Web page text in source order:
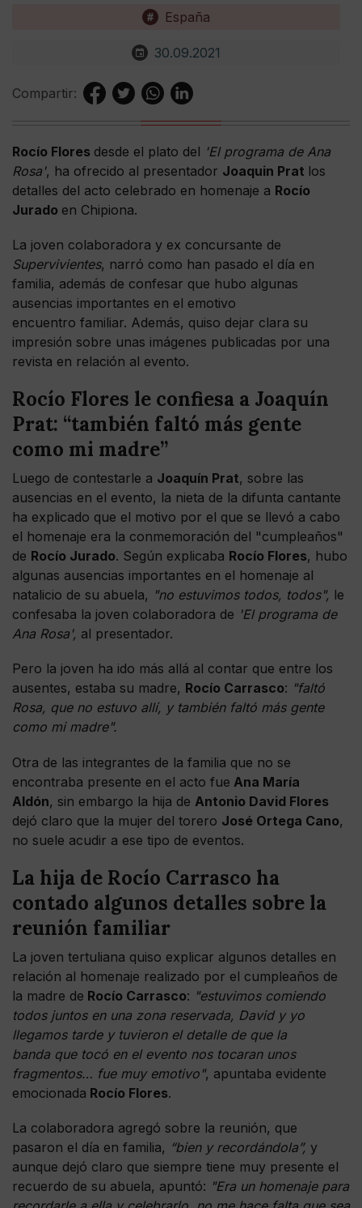
España
30.09.2021
Compartir:
Rocío Flores desde el plato del 'El programa de Ana
Rosa', ha ofrecido al presentador Joaquin Prat los
detalles del acto celebrado en homenaje a Rocío
Jurado en Chipiona.
La joven colaboradora y ex concursante de
Supervivientes, narró como han pasado el día en
familia, además de confesar que hubo algunas
ausencias importantes en el emotivo
encuentro familiar. Además, quiso dejar clara su
impresión sobre unas imágenes publicadas por una
revista en relación al evento.
Rocío Flores le confiesa a Joaquín
Prat: “también faltó más gente
como mi madre”
Luego de contestarle a Joaquín Prat, sobre las
ausencias en el evento, la nieta de la difunta cantante
ha explicado que el motivo por el que se llevó a cabo
el homenaje era la conmemoración del "cumpleaños"
de Rocío Jurado. Según explicaba Rocío Flores, hubo
algunas ausencias importantes en el homenaje al
natalicio de su abuela, "no estuvimos todos, todos", le
confesaba la joven colaboradora de 'El programa de
Ana Rosa', al presentador.
Pero la joven ha ido más allá al contar que entre los
ausentes, estaba su madre, Rocío Carrasco: "faltó
Rosa, que no estuvo allí, y también faltó más gente
como mi madre".
Otra de las integrantes de la familia que no se
encontraba presente en el acto fue Ana María
Aldón, sin embargo la hija de Antonio David Flores
dejó claro que la mujer del torero José Ortega Cano,
no suele acudir a ese tipo de eventos.
La hija de Rocío Carrasco ha
contado algunos detalles sobre la
reunión familiar
La joven tertuliana quiso explicar algunos detalles en
relación al homenaje realizado por el cumpleaños de
la madre de Rocío Carrasco: "estuvimos comiendo
todos juntos en una zona reservada, David y yo
llegamos tarde y tuvieron el detalle de que la
banda que tocó en el evento nos tocaran unos
fragmentos… fue muy emotivo", apuntaba evidente
emocionada Rocío Flores.
La colaboradora agregó sobre la reunión, que
pasaron el día en familia, “bien y recordándola”, y
aunque dejó claro que siempre tiene muy presente el
recuerdo de su abuela, apuntó: "Era un homenaje para